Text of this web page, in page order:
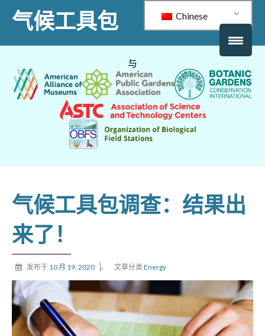
气候工具包 Chinese
与
气候工具包调查：结果出
来了！
发布于 10 月 19, 2020 。 文章分类Energy